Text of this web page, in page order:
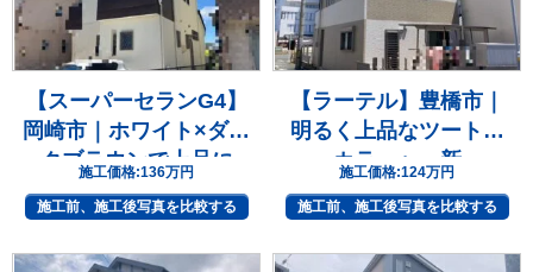
【スーパーセランG4】
岡崎市｜ホワイト×ダー
クブラウンで上品に
施工価格:136万円
施工前、施工後写真を比較する
【ラーテル】豊橋市｜
明るく上品なツートン
カラーへ一新
施工価格:124万円
施工前、施工後写真を比較する